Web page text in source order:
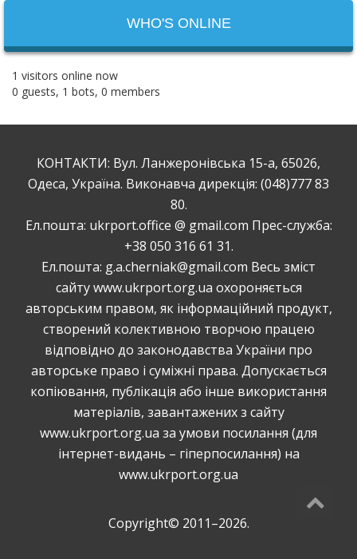
WHO'S ONLINE
1 visitors online now
0 guests, 1 bots, 0 members
КОНТАКТИ: Вул. Ланжеронівська 15-а, 65026,
Одеса, Україна. Виконавча дирекція: (048)777 83
80.
Ел.пошта: ukrport.office @ gmail.com Прес-служба:
+38 050 316 61 31.
Ел.пошта: g.a.cherniak@gmail.com Весь зміст
сайту www.ukrport.org.ua охороняється
авторським правом, як інформаційний продукт,
створений колективною творчою працею
відповідно до законодавства України про
авторське право і суміжні права. Допускається
копiювання, публiкацiя або інше використання
матеріалів, завантажених з сайту
www.ukrport.org.ua за умови посилання (для
інтернет-видань – гіперпосилання) на
www.ukrport.org.ua
Copyright© 2011–2026.